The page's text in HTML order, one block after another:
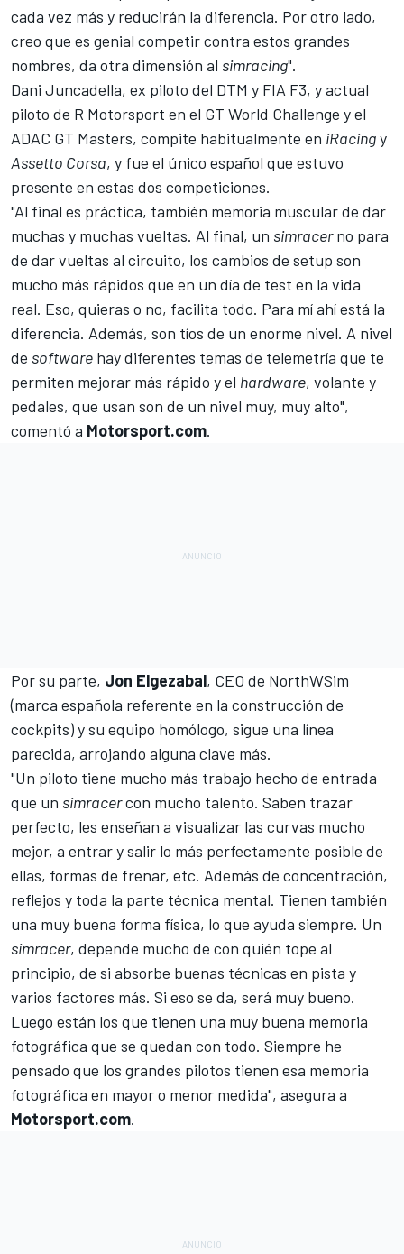
cada vez más y reducirán la diferencia. Por otro lado,
creo que es genial competir contra estos grandes
nombres, da otra dimensión al simracing".
Dani Juncadella, ex piloto del DTM y FIA F3, yactual
piloto de R Motorsport en el GT World Challenge y el
ADAC GT Masters, compite habitualmente en iRacingy
Assetto Corsa, y fue el único español que estuvo
presente en estas dos competiciones.
"Al final es práctica, también memoria muscular de dar
muchas y muchas vueltas. Al final, un simracerno para
de dar vueltas al circuito, los cambios de setup son
mucho más rápidos que en un día de test en la vida
real. Eso, quieras o no, facilita todo. Para mí ahí está la
diferencia. Además, son tíos de un enorme nivel. A nivel
de software hay diferentes temas de telemetría que te
permiten mejorar más rápido y el hardware, volante y
pedales, que usan son de un nivel muy, muy alto",
comentó a Motorsport.com.
Por su parte, Jon Elgezabal, CEO de NorthWSim
(marca española referente en la construcción de
cockpits) y su equipo homólogo, sigue una línea
parecida, arrojando alguna clave más.
"Un piloto tiene mucho más trabajo hecho de entrada
que un simracercon mucho talento. Saben trazar
perfecto, les enseñan a visualizar las curvas mucho
mejor, a entrar y salir lo más perfectamente posible de
ellas, formas de frenar, etc. Además de concentración,
reflejos y toda la parte técnica mental. Tienen también
una muy buena forma física, lo que ayuda siempre. Un
simracer, depende mucho de con quién tope al
principio, de si absorbe buenas técnicas en pista y
varios factores más. Si eso se da, será muy bueno.
Luego están los que tienen una muy buena memoria
fotográfica que se quedan con todo. Siempre he
pensado que los grandes pilotos tienen esa memoria
fotográfica en mayor o menor medida", asegura a
Motorsport.com.